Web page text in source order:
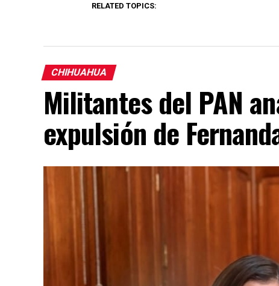
RELATED TOPICS:
CHIHUAHUA
Militantes del PAN
expulsión de